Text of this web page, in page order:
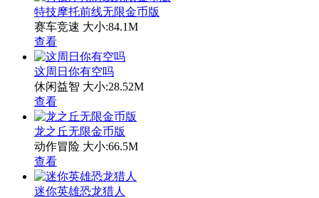
特技摩托前线无限金币版
赛车竞速 大小:84.1M
查看
这周日你有空吗
休闲益智 大小:28.52M
查看
龙之丘无限金币版
动作冒险 大小:66.5M
查看
迷你英雄恐龙猎人